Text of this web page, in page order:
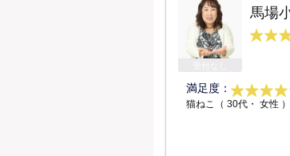
馬場
満足度：
猫ねこ（ 30代・ 女性 ）